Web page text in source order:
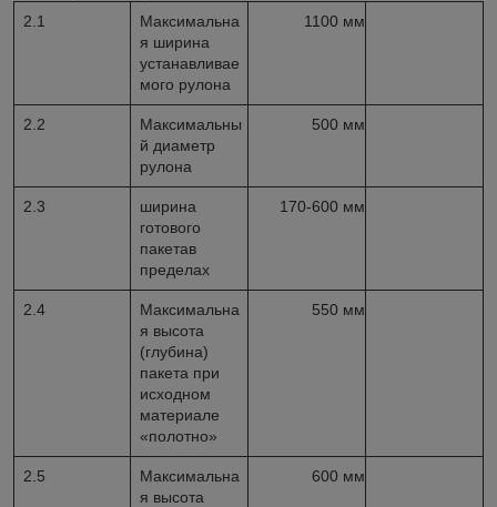
2.1
Максимальна
я ширина
устанавливае
мого рулона
1100 мм
2. 2
Максимальны
й диаметр
рулона
500 мм
2.3
ширина
готового
пакетав
пределах
170-600 мм
2.4
Максимальна
я высота
(глубина)
пакета при
исходном
материале
«полотно»
550 мм
2.5
Максимальна
я высота
600 мм